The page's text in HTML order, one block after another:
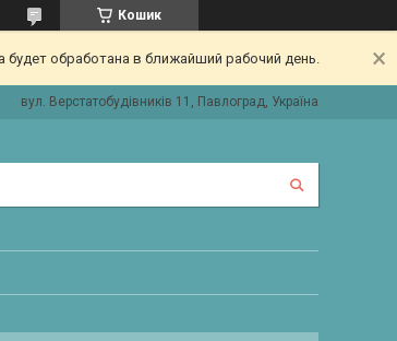
Кошик
обработана в ближайший рабочий день.
вул. Верстатобудівників 11, Павлоград, Україна